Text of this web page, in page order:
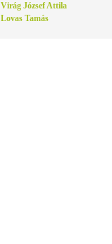
Virág József Attila
Lovas Tamás